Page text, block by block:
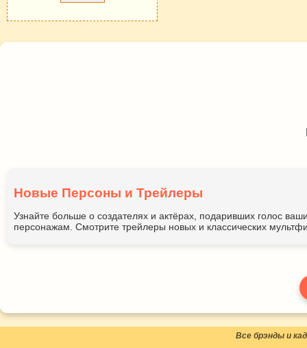
Новые Персоны и Трейлеры
Узнайте больше о создателях и актёрах, подаривших голос
персонажам. Смотрите трейлеры новых и классических
Все брэнды и